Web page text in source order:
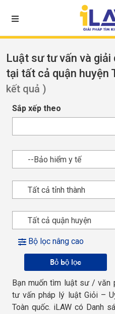
Luật sư tư vấn và
tại tất cả quận huyện
kết quả )
Sắp xếp theo
--Bảo hiểm y tế
Tất cả tỉnh thành
Tất cả quận huyện
Bộ lọc nâng cao
Bỏ bộ lọc
Bạn muốn tìm luật sư /
tư vấn pháp lý luật Giỏi –
Toàn quốc. iLAW có Danh